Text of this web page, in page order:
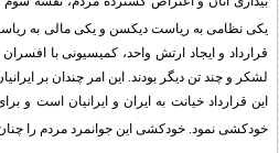
یکی نظامی به ریاست دیکسن و یکی مالی به ریاست
قرارداد و ایجاد ارتش واحد، کمیسیونی با
لشکر و چند تن دیگر بودند. این امر چندان بر
این قرارداد خیانت به ایران و ایرانیان است
خودکشی نمود. خودکشی این جوانمرد مردم را